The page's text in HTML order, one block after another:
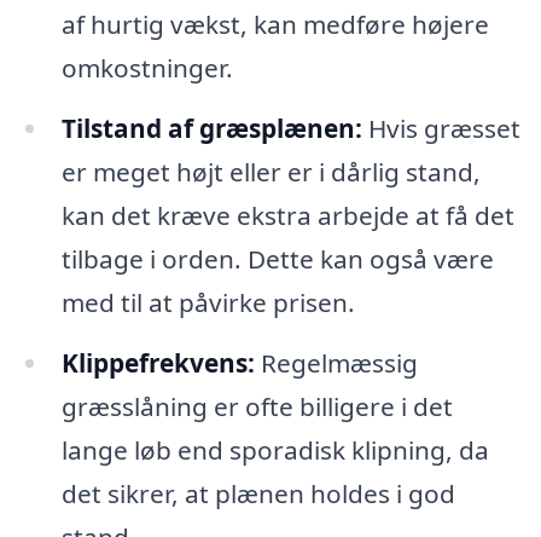
af hurtig vækst, kan medføre højere
omkostninger.
Tilstand af græsplænen: Hvis græsset
er meget højt eller er i dårlig stand,
kan det kræve ekstra arbejde at få det
tilbage i orden. Dette kan også være
med til at påvirke prisen.
Klippefrekvens: Regelmæssig
græsslåning er ofte billigere i det
lange løb end sporadisk klipning, da
det sikrer, at plænen holdes i god